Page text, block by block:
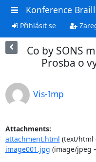
Konference
Přihlásit se
Co by SONS
Prosba o
Vis-Imp
Attachments:
attachment.html (text/html
image001.jpg (image/jpeg